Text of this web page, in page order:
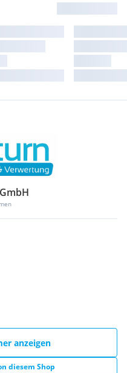
anzeigen
diesem Shop